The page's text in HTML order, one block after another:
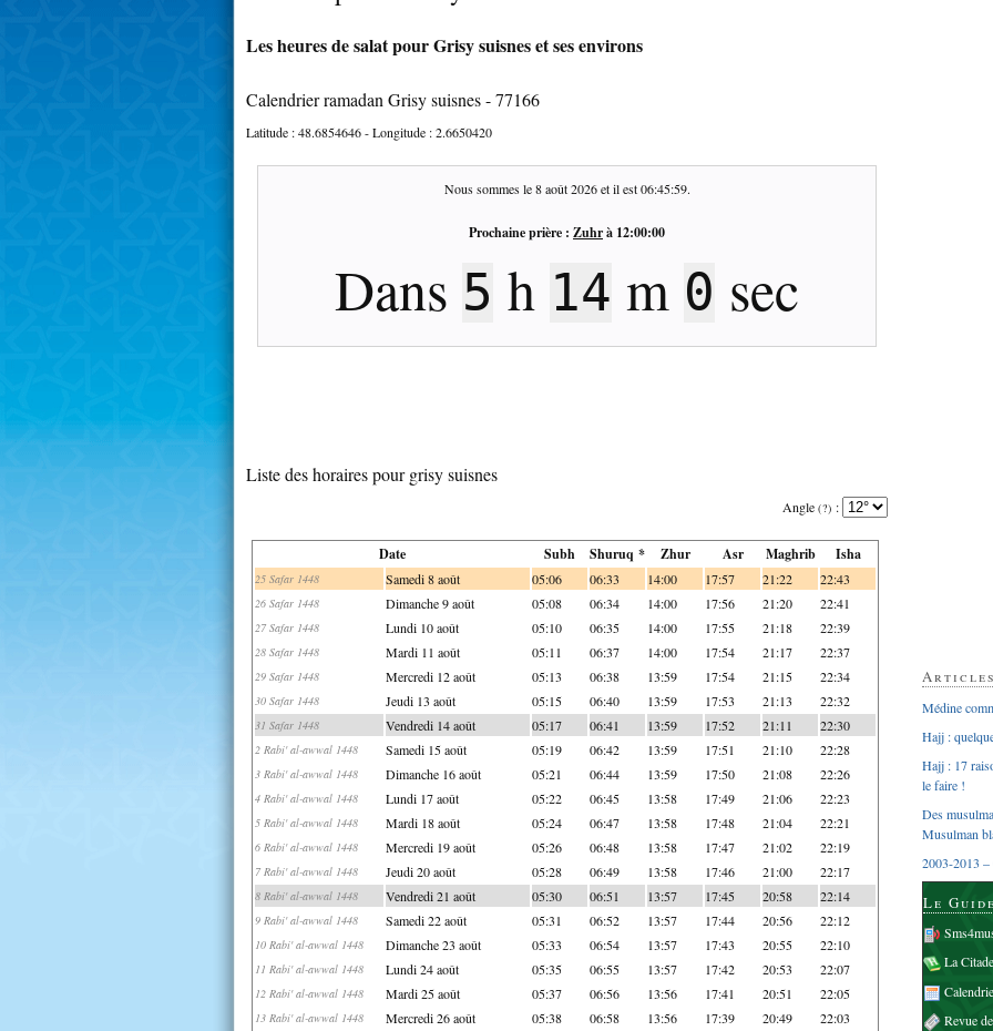
Les heures de salat pour Grisy suisnes et ses environs
Calendrier ramadan Grisy suisnes - 77166
Latitude :48.6854646- Longitude :2.6650420
Nous sommes le8 août 2026et il est06:46:00.
Prochaine prière : Zuhrà 12:00:00
Dans 5h13m59 sec
Liste des horaires pour grisy suisnes
Angle (?) :
Date Subh Shuruq * Zhur Asr Maghrib Isha
25 Safar 1448 Samedi 8 août 05:06 06:33 14:00 17:57 21:22 22:43
26 Safar 1448 Dimanche 9 août 05:08 06:34 14:00 17:56 21:20 22:41
27 Safar 1448 Lundi 10 août 05:10 06:35 14:00 17:55 21:18 22:39
28 Safar 1448 Mardi 11 août 05:11 06:37 14:00 17:54 21:17 22:37
29 Safar 1448 Mercredi 12 août 05:13 06:38 13:59 17:54 21:15 22:34
30 Safar 1448 Jeudi 13 août 05:15 06:40 13:59 17:53 21:13 22:32
31 Safar 1448 Vendredi 14 août 05:17 06:41 13:59 17:52 21:11 22:30
2 Rabi' al-awwal 1448 Samedi 15 août 05:19 06:42 13:59 17:51 21:10 22:28
3 Rabi' al-awwal 1448 Dimanche 16 août 05:21 06:44 13:59 17:50 21:08 22:26
4 Rabi' al-awwal 1448 Lundi 17 août 05:22 06:45 13:58 17:49 21:06 22:23
5 Rabi' al-awwal 1448 Mardi 18 août 05:24 06:47 13:58 17:48 21:04 22:21
6 Rabi' al-awwal 1448 Mercredi 19 août 05:26 06:48 13:58 17:47 21:02 22:19
7 Rabi' al-awwal 1448 Jeudi 20 août 05:28 06:49 13:58 17:46 21:00 22:17
8 Rabi' al-awwal 1448 Vendredi 21 août 05:30 06:51 13:57 17:45 20:58 22:14
9 Rabi' al-awwal 1448 Samedi 22 août 05:31 06:52 13:57 17:44 20:56 22:12
10 Rabi' al-awwal 1448 Dimanche 23 août 05:33 06:54 13:57 17:43 20:55 22:10
11 Rabi' al-awwal 1448 Lundi 24 août 05:35 06:55 13:57 17:42 20:53 22:07
12 Rabi' al-awwal 1448 Mardi 25 août 05:37 06:56 13:56 17:41 20:51 22:05
13 Rabi' al-awwal 1448 Mercredi 26 août 05:38 06:58 13:56 17:39 20:49 22:03
Médine
Hajj :
Hajj : 17
le faire !
Des
Musulman
2003-2013 –
Le
La
Revue